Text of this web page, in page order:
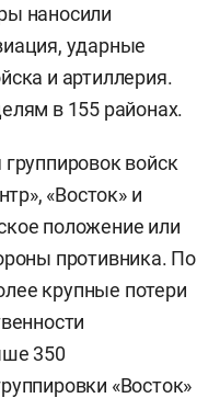
наносили
ударные
и артиллерия.
в 155 районах.
войск
«Восток» и
положение или
противника. По
крупные потери
350
«Восток»